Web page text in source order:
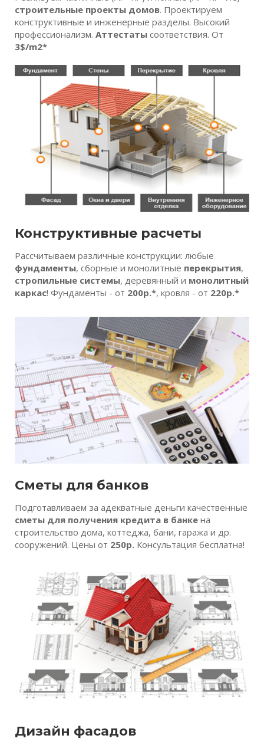
строительные проекты домов. Проектируем
конструктивные и инженерные разделы. Высокий
профессионализм. Аттестаты соответствия. От
3$/m2*
Конструктивные расчеты
Рассчитываем различные конструкции: любые
фундаменты, сборные и монолитные перекрытия,
стропильные системы, деревянный и монолитный
каркас! Фундаменты - от 200р.*, кровля - от 220р.*
Сметы для банков
Подготавливаем за адекватные деньги качественные
сметы для получения кредита в банке на
строительство дома, коттеджа, бани, гаража и др.
сооружений. Цены от 250р. Консультация бесплатна!
Дизайн фасадов